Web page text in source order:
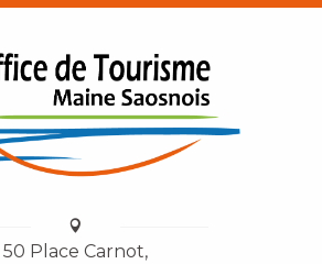
50 Place Carnot,